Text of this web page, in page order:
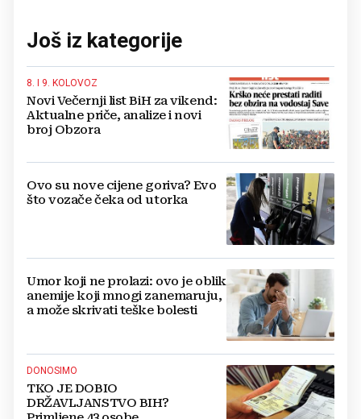
Još iz kategorije
8. I 9. KOLOVOZ
Novi Večernji list BiH za vikend:
Aktualne priče, analize i novi
broj Obzora
Ovo su nove cijene goriva? Evo
što vozače čeka od utorka
Umor koji ne prolazi: ovo je oblik
anemije koji mnogi zanemaruju,
a može skrivati teške bolesti
DONOSIMO
TKO JE DOBIO
DRŽAVLJANSTVO BIH?